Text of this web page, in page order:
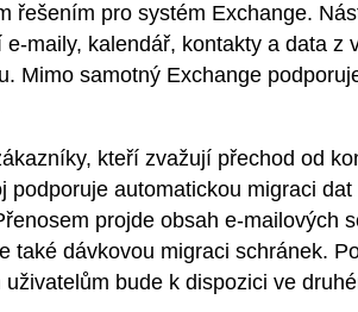
řešením pro systém Exchange.
maily, kalendář, kontakty a data z
Mimo samotný Exchange
kteří zvažují přechod od
automatickou migraci dat
projde obsah e-mailových
také dávkovou migraci schránek.
bude k dispozici ve